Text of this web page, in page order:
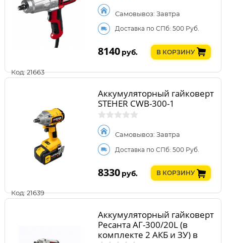
Код: 21663
Самовывоз: Завтра
Доставка по СПб: 500 Руб.
8140 руб. В КОРЗИНУ
Код: 21639
Аккумуляторный гайковерт
STEHER CWB-300-1
Самовывоз: Завтра
Доставка по СПб: 500 Руб.
8330 руб. В КОРЗИНУ
Аккумуляторный гайковерт
Ресанта АГ-300/20L (в
комплекте 2 АКБ и ЗУ) в